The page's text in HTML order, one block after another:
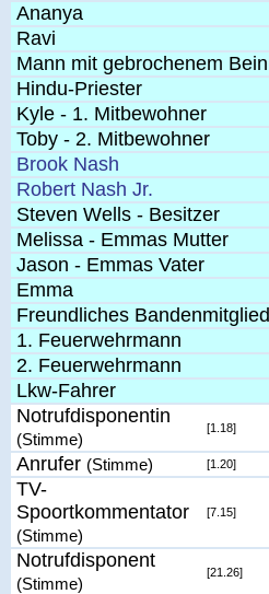
Ananya
Ravi
Mann mit gebrochenem Bein
Hindu-Priester
Kyle - 1. Mitbewohner
Toby - 2. Mitbewohner
Brook Nash
Robert Nash Jr.
Steven Wells - Besitzer
Melissa - Emmas Mutter
Jason - Emmas Vater
Emma
Freundliches Bandenmitglied
1. Feuerwehrmann
2. Feuerwehrmann
Lkw-Fahrer
Notrufdisponentin
(Stimme)
[1.18]
Anrufer (Stimme) [1.20]
TV-
Spoortkommentator
(Stimme)
[7.15]
Notrufdisponent
(Stimme)
[21.26]